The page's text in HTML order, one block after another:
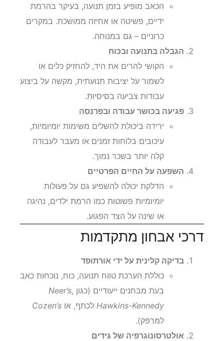
הכאב מופיע בזמן תנועה, בעיקר בהרמת
ידיים, פשיטה או אחיזה ממושכת. במקרים
כרוניים – גם במנוחה.
הגבלה בתנועה ובכוח
הקושי להרים את היד, להחזיק כלים או
לשמור על יציבות תנועתית, מקשה על ביצוע
עבודות צביעה בסיסיות.
פגיעה בכושר עבודה ובפרנסה
ירידה ביכולת להשלים משימות יומיומיות,
עיכובים בלוחות זמנים או מעבר לעבודה
קלה יותר בשכר נמוך.
השפעה על החיים הפרטיים
הדלקת יכולה להשפיע גם על פעולות
יומיומיות פשוטות כמו הרמת ילדים, נהיגה
או שינה על הצד הפגוע.
דרכי אבחון מתקדמות
בדיקה קלינית על ידי אורתופד
כוללת הערכת טווח תנועה, כוח, נוכחות כאב
בעת מבחנים ייעודיים (כגון Neer’s,
Hawkins-Kennedy לכתף, או Cozen’s
למרפק).
אולטרסונוגרפיה של גידים